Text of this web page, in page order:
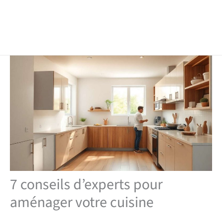
7 conseils d’experts pour
aménager votre cuisine